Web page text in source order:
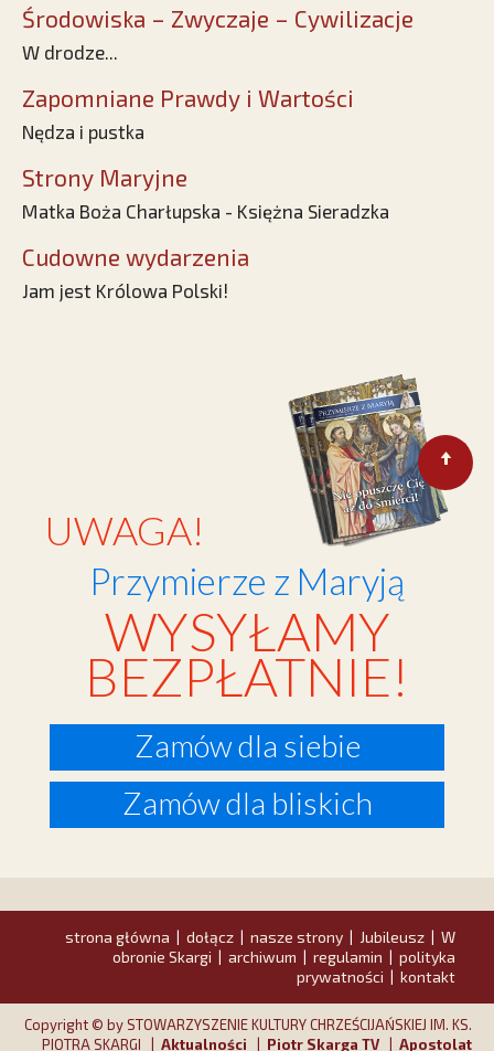
Środowiska – Zwyczaje – Cywilizacje
W drodze...
Zapomniane Prawdy i Wartości
Nędza i pustka
Strony Maryjne
Matka Boża Charłupska - Księżna Sieradzka
Cudowne wydarzenia
Jam jest Królowa Polski!
UWAGA!
Przymierze z Maryją
WYSYŁAMY
BEZPŁATNIE!
Zamów dla siebie
Zamów dla bliskich
strona główna dołącz nasze strony Jubileusz
W
obronie Skargi
archiwum regulamin
polityka
prywatności
kontakt
Copyright © by STOWARZYSZENIE KULTURY CHRZEŚCIJAŃSKIEJ IM. KS.
PIOTRA SKARGI | Aktualności Piotr Skarga TV Apostolat